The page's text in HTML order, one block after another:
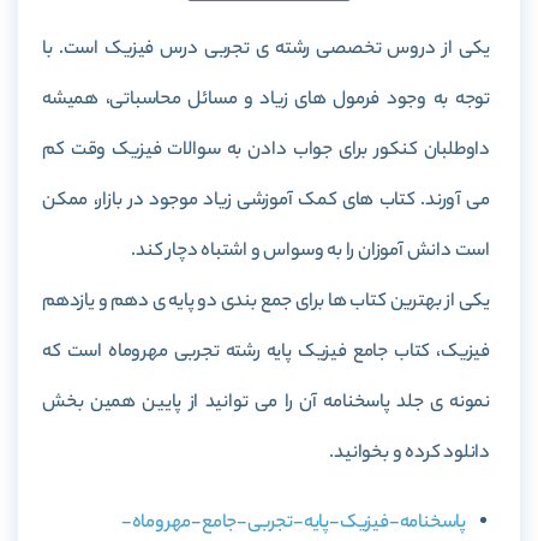
یکی از دروس تخصصی رشته ی تجربی درس فیزیک است. با
توجه به وجود فرمول های زیاد و مسائل محاسباتی، همیشه
داوطلبان کنکور برای جواب دادن به سوالات فیزیک وقت کم
می آورند. کتاب های کمک آموزشی زیاد موجود در بازار، ممکن
است دانش آموزان را به وسواس و اشتباه دچار کند.
یکی از بهترین کتاب ها برای جمع بندی دو پایه ی دهم و یازدهم
فیزیک، کتاب جامع فیزیک پایه رشته تجربی مهروماه است که
نمونه ی جلد پاسخنامه آن را می توانید از پایین همین بخش
دانلود کرده و بخوانید.
پاسخنامه-فیزیک-پایه-تجربی-جامع-مهروماه-